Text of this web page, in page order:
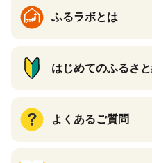
ふるラボとは
はじめてのふるさ
よくあるご質問